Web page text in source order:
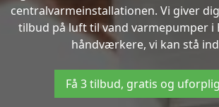
centralvarmeinstallationen. Vi giver
tilbud på luft til vand varmepumper i
håndværkere, vi kan stå
Få 3 tilbud, gratis og